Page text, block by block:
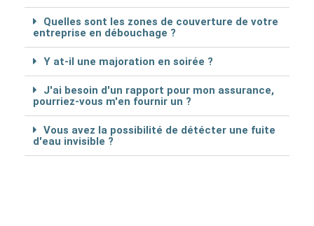
Quelles sont les zones de couverture de votre
entreprise en débouchage ?
Y at-il une majoration en soirée ?
J'ai besoin d'un rapport pour mon assurance,
pourriez-vous m'en fournir un ?
Vous avez la possibilité de détécter une fuite
d'eau invisible ?